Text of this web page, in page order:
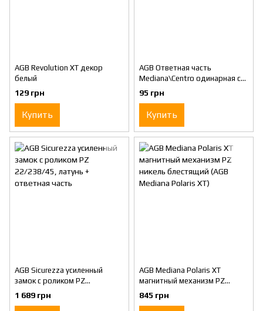
AGB Revolution XT декор
белый
129 грн
Купить
AGB Ответная часть
Mediana\Centro одинарная с
отбойником, матовый хром
95 грн
Купить
AGB Sicurezza усиленный
замок с роликом PZ
22/238/45, латунь + ответная
1 689 грн
AGB Mediana Polaris XT
магнитный механизм PZ
никель блестящий (AGB
Mediana Polaris XT)
845 грн